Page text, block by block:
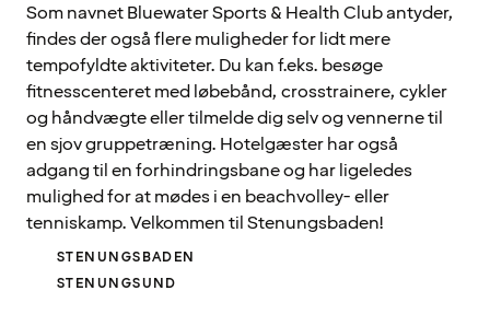
Som navnet Bluewater Sports & Health Club antyder,
findes der også flere muligheder for lidt mere
tempofyldte aktiviteter. Du kan f.eks. besøge
fitnesscenteret med løbebånd, crosstrainere, cykler
og håndvægte eller tilmelde dig selv og vennerne til
en sjov gruppetræning. Hotelgæster har også
adgang til en forhindringsbane og har ligeledes
mulighed for at mødes i en beachvolley- eller
tenniskamp. Velkommen til Stenungsbaden!
STENUNGSBADEN
STENUNGSUND